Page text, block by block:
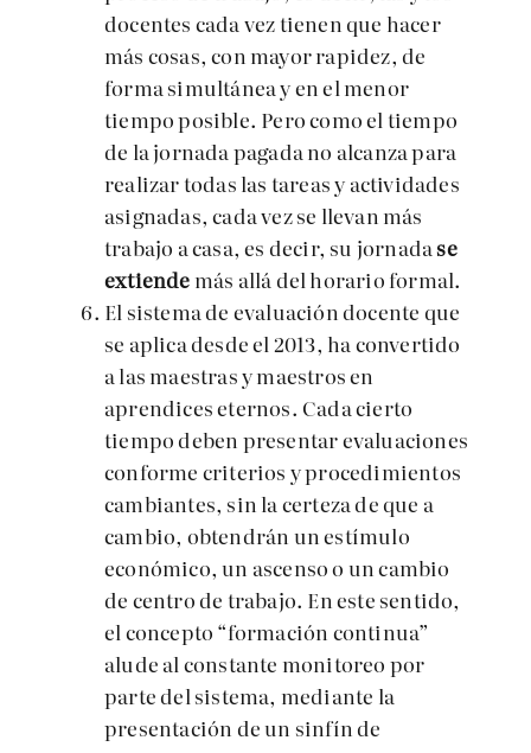
docentes cada vez tienen que hacer
más cosas, con mayor rapidez, de
forma simultánea y en el menor
tiempo posible. Pero como el tiempo
de la jornada pagada no alcanza para
realizar todas las tareas y actividades
asignadas, cada vez se llevan más
trabajo a casa, es decir, su jornadase
extiendemás allá del horario formal.
El sistema de evaluación docente que
se aplica desde el 2013, ha convertido
a las maestras y maestros en
aprendices eternos. Cada cierto
tiempo deben presentar evaluaciones
conforme criterios y procedimientos
cambiantes, sin la certeza de que a
cambio, obtendrán un estímulo
económico, un ascenso o un cambio
de centro de trabajo. En este sentido,
el concepto “formación continua”
alude al constante monitoreo por
parte del sistema, mediante la
presentación de un sinfín de